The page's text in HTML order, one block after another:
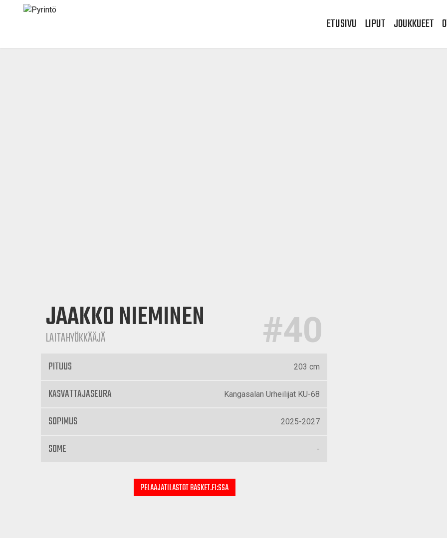
ETUSIVU LIPUT JOUKKUEET
#40
JAAKKO NIEMINEN
LAITAHYÖKKÄÄJÄ
PITUUS 203 cm
KASVATTAJASEURA Kangasalan Urheilijat KU-68
SOPIMUS 2025-2027
SOME -
PELAAJATILASTOT BASKET.FI:SSA